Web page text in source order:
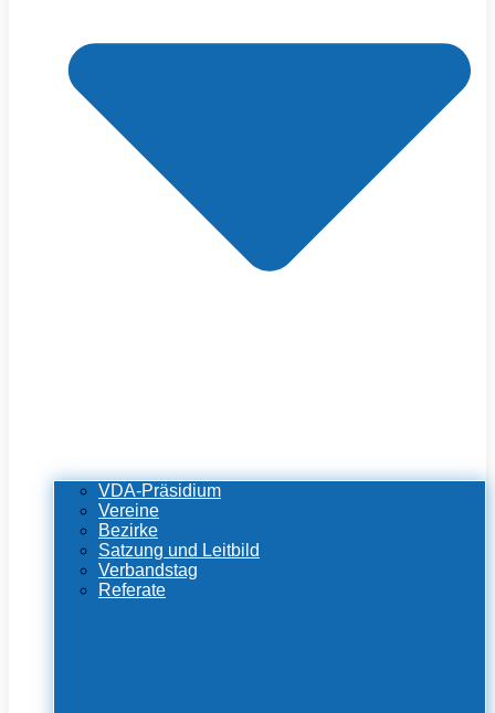
VDA-Präsidium
Vereine
Bezirke
Satzung und Leitbild
Verbandstag
Referate